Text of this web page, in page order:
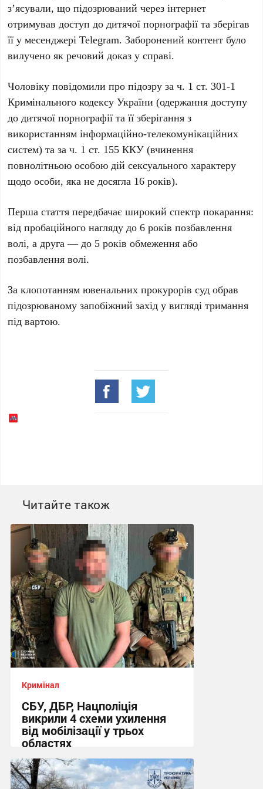
з’ясували, що підозрюваний через інтернет
отримував доступ до дитячої порнографії та зберігав
її у месенджеріTelegram. Заборонений контент було
вилучено як речовий доказ у справі.
Чоловіку повідомили про підозру зач. 1 ст. 301-1
Кримінального кодексу України (одержання доступу
до дитячої порнографії та її зберігання з
використанням інформаційно-телекомунікаційних
систем) та зач. 1 ст. 155 ККУ (вчинення
повнолітньою особою дій сексуального характеру
щодо особи, яка не досягла 16 років).
Перша стаття передбачає широкий спектр покарання:
від пробаційного нагляду до6 років позбавлення
волі, а друга — до 5 років обмеження або
позбавлення волі.
За клопотанням ювенальних прокурорів суд обрав
підозрюваному запобіжний захід у вигляді тримання
під вартою.
Читайте також
Кримінал
СБУ, ДБР, Нацполіція
викрили 4 схеми ухилення
від мобілізації у трьох
областях
13:48 сьогодні